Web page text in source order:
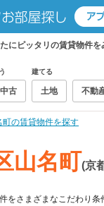
にピッタリの賃貸物件を
中古
建てる
土地 不動
町の賃貸物件を探す
山名町(京
をさまざまなこだわり条